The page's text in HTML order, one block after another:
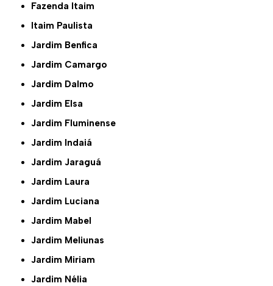
Fazenda Itaim
Itaim Paulista
Jardim Benfica
Jardim Camargo
Jardim Dalmo
Jardim Elsa
Jardim Fluminense
Jardim Indaiá
Jardim Jaraguá
Jardim Laura
Jardim Luciana
Jardim Mabel
Jardim Meliunas
Jardim Miriam
Jardim Nélia